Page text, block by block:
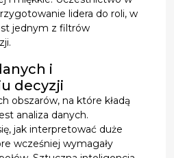
lidera do roli, w
jednym z filtrów
i
decyzji
obszarów, na które kładą
analiza danych.
jak interpretować duże
wcześniej wymagały